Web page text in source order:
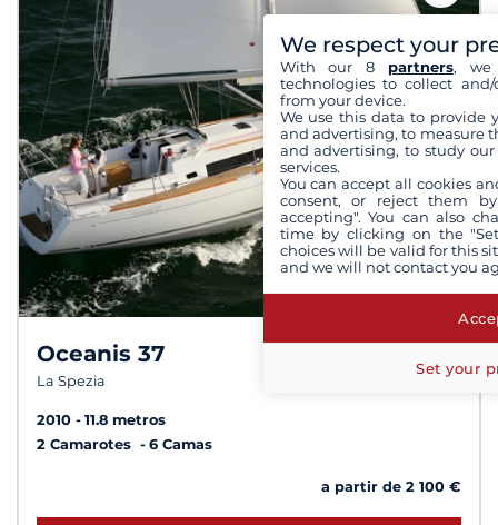
Oceanis 37
La Spezia
2010
11.8 metros
2 Camarotes
6 Camas
a partir de 2 100 €
We respect your
With our 8 partners, we
technologies to collect
from your device.
We use this data to provide
and advertising, to measure
and advertising, to study
services.
You can accept all cookies
consent, or reject them
accepting". You can also
time by clicking on the
choices will be valid for this
and we will not contact you
Set your